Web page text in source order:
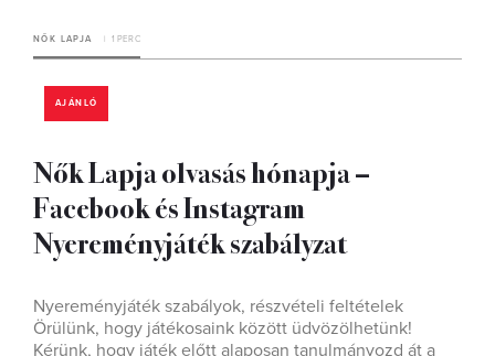
NŐK LAPJA 1 PERC
AJÁNLÓ
Nők Lapja olvasás hónapja –
Facebook és Instagram
Nyereményjáték szabályzat
Nyereményjáték szabályok, részvételi feltételek
Örülünk, hogy játékosaink között üdvözölhetünk!
Kérünk, hogy játék előtt alaposan tanulmányozd át a